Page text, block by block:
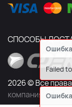
СПОСОБЫ
2026 © Все
компания СЕЕРА
Ошибка
Failed
Ошибка